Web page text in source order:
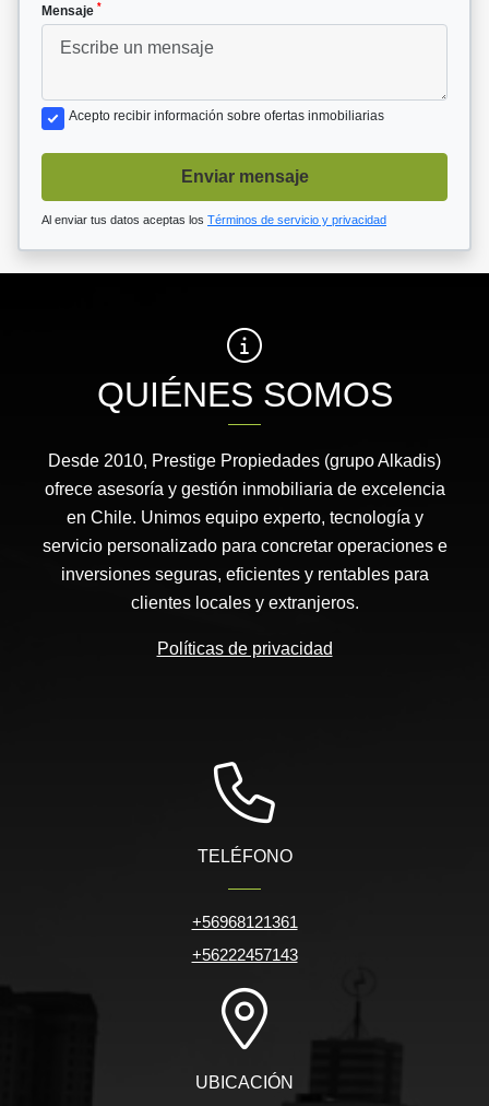
Mensaje *
Acepto recibir información sobre ofertas inmobiliarias
Enviar mensaje
Al enviar tus datos aceptas los Términos de servicio y privacidad
QUIÉNES SOMOS
Desde 2010, Prestige Propiedades (grupo Alkadis)
ofrece asesoría y gestión inmobiliaria de excelencia
en Chile. Unimos equipo experto, tecnología y
servicio personalizado para concretar operaciones e
inversiones seguras, eficientes y rentables para
clientes locales y extranjeros.
Políticas de privacidad
TELÉFONO
+56968121361
+56222457143
UBICACIÓN